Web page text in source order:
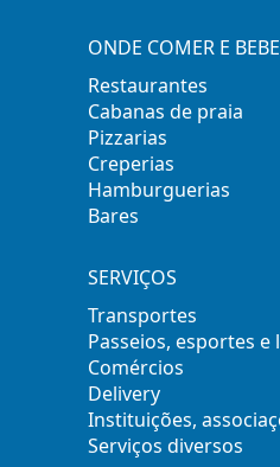
ONDE COMER E
Restaurantes
Cabanas de praia
Pizzarias
Creperias
Hamburguerias
Bares
SERVIÇOS
Transportes
Passeios, esportes e
Comércios
Delivery
Instituições,
Serviços diversos